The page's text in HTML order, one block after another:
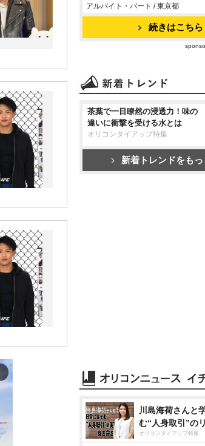
アルバイト・パート / 東京都
続きはこちら
茶葉で一目瞭然の浸透力！味の
違いに衝撃を受ける水とは
オリコンタイアップ特集
新着トレンドをも
川島海荷さんと
む“人身取引”の
オリコンタイアップ特集